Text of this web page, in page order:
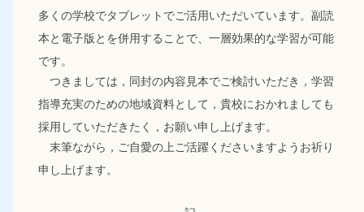
多くの学校でタブレットでご活用いただいています。副読
本と電子版とを併用することで、一層効果的な学習が可能
です。
つきましては，同封の内容見本でご検討いただき，学習
指導充実のための地域資料として，貴校におかれましても
採用していただきたく，お願い申し上げます。
末筆ながら，ご自愛の上ご活躍くださいますようお祈り
申し上げます。